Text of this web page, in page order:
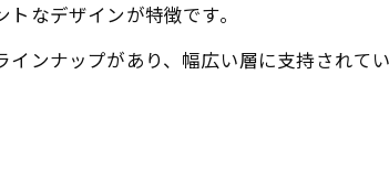
なデザインが特徴です。
ンナップがあり、幅広い層に支持されてい